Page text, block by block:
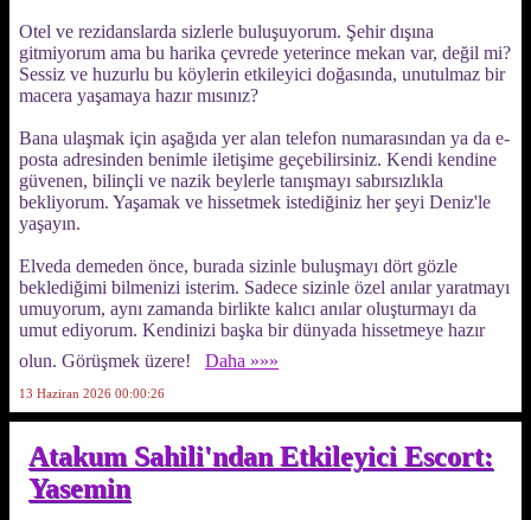
Otel ve rezidanslarda sizlerle buluşuyorum. Şehir dışına
gitmiyorum ama bu harika çevrede yeterince mekan var, değil mi?
Sessiz ve huzurlu bu köylerin etkileyici doğasında, unutulmaz bir
macera yaşamaya hazır mısınız?
Bana ulaşmak için aşağıda yer alan telefon numarasından ya da e-
posta adresinden benimle iletişime geçebilirsiniz. Kendi kendine
güvenen, bilinçli ve nazik beylerle tanışmayı sabırsızlıkla
bekliyorum. Yaşamak ve hissetmek istediğiniz her şeyi Deniz'le
yaşayın.
Elveda demeden önce, burada sizinle buluşmayı dört gözle
beklediğimi bilmenizi isterim. Sadece sizinle özel anılar yaratmayı
umuyorum, aynı zamanda birlikte kalıcı anılar oluşturmayı da
umut ediyorum. Kendinizi başka bir dünyada hissetmeye hazır
olun. Görüşmek üzere!
Daha »»»
13 Haziran 2026 00:00:26
Atakum Sahili'ndan Etkileyici Escort:
Yasemin